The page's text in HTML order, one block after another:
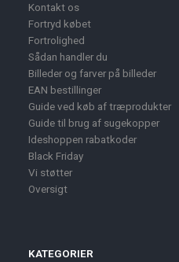
Kontakt os
Fortryd købet
Fortrolighed
Sådan handler du
Billeder og farver på billeder
EAN bestillinger
Guide ved køb af træprodukter
Guide til brug af sugekopper
Ideshoppen rabatkoder
Black Friday
Vi støtter
Oversigt
KATEGORIER